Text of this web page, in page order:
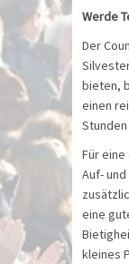
Werde
Der
bieten,
einen
Für
Auf-
eine
kleines